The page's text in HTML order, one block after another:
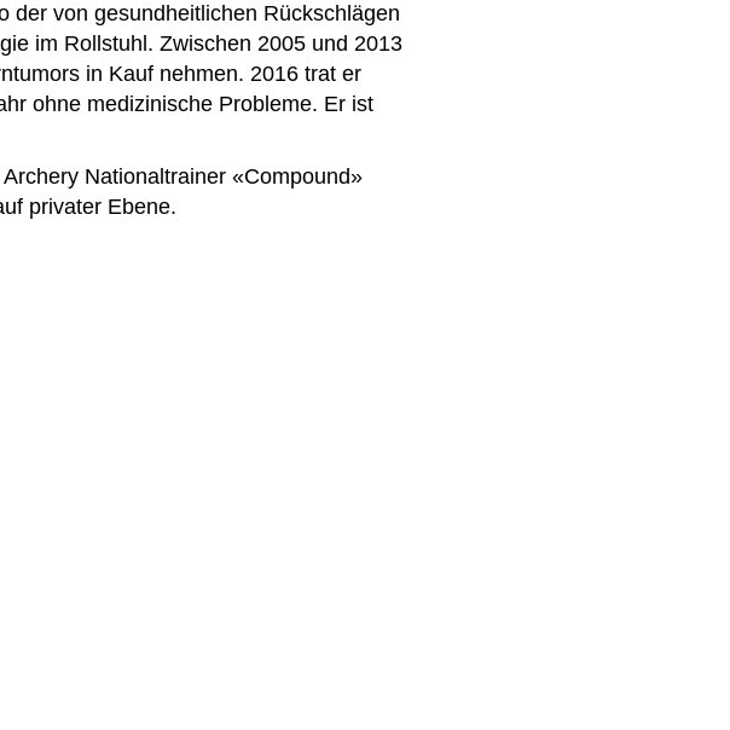
der von gesundheitlichen Rückschlägen
im Rollstuhl. Zwischen 2005 und 2013
in Kauf nehmen. 2016 trat er
ohne medizinische Probleme. Er ist
Nationaltrainer «Compound»
privater Ebene.